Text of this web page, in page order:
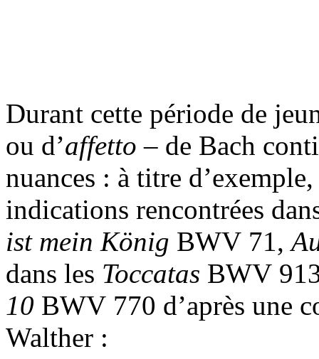
Durant cette période de
ou d’affetto – de Bach
nuances : à titre
indications rencontrées
ist mein König BWV 71,
dans les Toccatas BWV
10 BWV 770 d’après une
Walther :